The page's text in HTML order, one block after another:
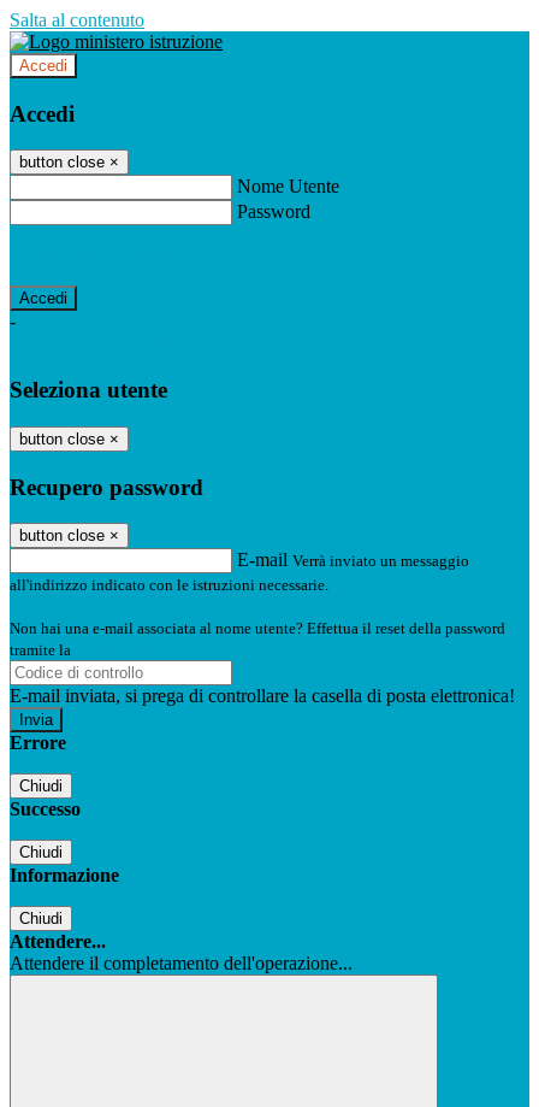
Salta al contenuto
Accedi
Accedi
button close ×
Nome Utente
Password
-
Seleziona utente
button close ×
Recupero password
button close ×
E-mail Verrà inviato un messaggio
all'indirizzo indicato con le istruzioni necessarie.
Non hai una e-mail associata al nome utente? Effettua il reset della password
tramite la
E-mail inviata, si prega di controllare la casella di posta elettronica!
Errore
Chiudi
Successo
Chiudi
Informazione
Chiudi
Attendere...
Attendere il completamento dell'operazione...